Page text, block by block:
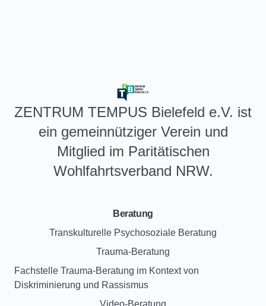
ZENTRUM TEMPUS Bielefeld e.V. ist
ein gemeinnütziger Verein und
Mitglied im Paritätischen
Wohlfahrtsverband NRW.
Beratung
Transkulturelle Psychosoziale Beratung
Trauma-Beratung
Fachstelle Trauma-Beratung im Kontext von
Diskriminierung und Rassismus
Video-Beratung